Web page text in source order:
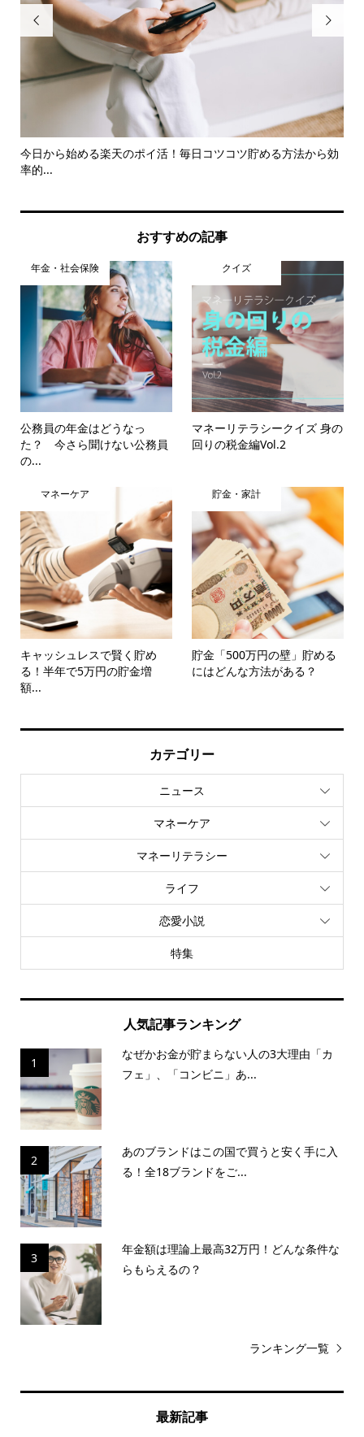

今日から始める楽天のポイ活！毎日コツコツ貯める方法から効
率的...

おすすめの記事
年金・社会保険
公務員の年金はどうなっ
た？ 今さら聞けない公務員
の...
クイズ
マネーリテラシークイズ 身の
回りの税金編Vol.2
マネーケア
キャッシュレスで賢く貯め
る！半年で5万円の貯金増
額...
貯金・家計
貯金「500万円の壁」貯める
にはどんな方法がある？
カテゴリー
ニュース
マネーケア
マネーリテラシー
ライフ
恋愛小説
特集
人気記事ランキング
1
なぜかお金が貯まらない人の3大理由「カ
フェ」、「コンビニ」あ...
2
あのブランドはこの国で買うと安く手に入
る！全18ブランドをご...
3
年金額は理論上最高32万円！どんな条件な
らもらえるの？
ランキング一覧
最新記事